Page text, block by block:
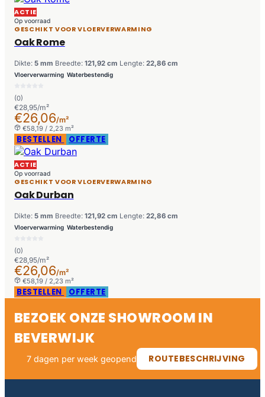
ACTIE
Op voorraad
GESCHIKT VOOR VLOERVERWARMING
Oak Rome
Dikte: 5 mm Breedte: 121,92 cm Lengte: 22,86 cm
Vloerverwarming Waterbestendig
(0)
€28,95/m²
€26,06/m²
€58,19 / 2,23 m²
BESTELLEN OFFERTE
ACTIE
Op voorraad
GESCHIKT VOOR VLOERVERWARMING
Oak Durban
Dikte: 5 mm Breedte: 121,92 cm Lengte: 22,86 cm
Vloerverwarming Waterbestendig
(0)
€28,95/m²
€26,06/m²
€58,19 / 2,23 m²
BESTELLEN OFFERTE
BEZOEK ONZE SHOWROOM IN
BEVERWIJK
7 dagen per week geopend ROUTEBESCHRIJVING